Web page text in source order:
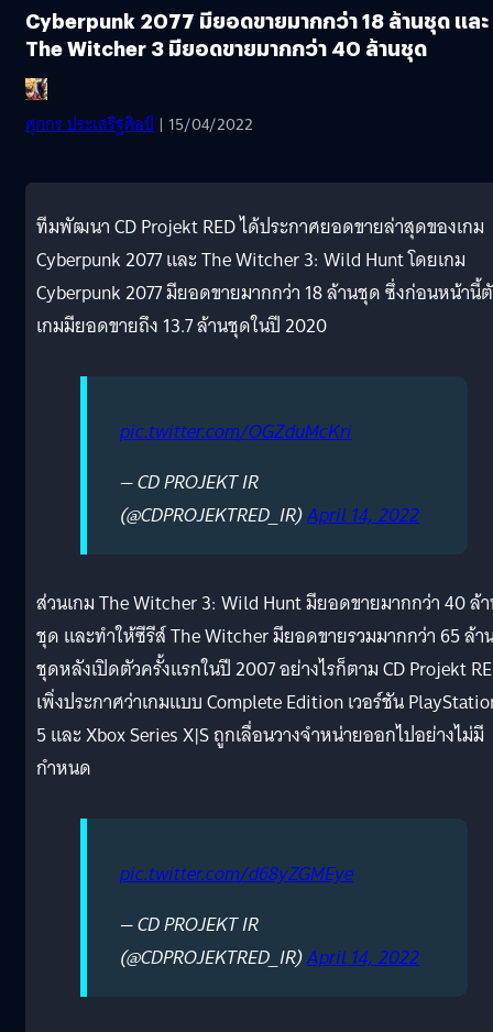
Cyberpunk 2077 มียอดขายมากกว่า 18 ล้านชุด และ
The Witcher 3 มียอดขายมากกว่า 40 ล้านชุด
ศุภกร ประเสริฐศิลป์ | 15/04/2022
ทีมพัฒนา CD Projekt RED ได้ประกาศยอดขายล่าสุดของเกม
Cyberpunk 2077 และ The Witcher 3: Wild Hunt โดยเกม
Cyberpunk 2077 มียอดขายมากกว่า 18 ล้านชุด ซึ่งก่อนหน้านี้
เกมมียอดขายถึง 13.7 ล้านชุดในปี 2020
pic.twitter.com/OGZduMcKri
— CD PROJEKT IR
(@CDPROJEKTRED_IR)April 14, 2022
ส่วนเกม The Witcher 3: Wild Hunt มียอดขายมากกว่า 40 ล้
ชุด และทำให้ซีรีส์ The Witcher มียอดขายรวมมากกว่า 65 ล้า
ชุดหลังเปิดตัวครั้งแรกในปี 2007 อย่างไรก็ตาม CD Projekt
เพิ่งประกาศว่าเกมแบบ Complete Edition เวอร์ชัน
5 และ Xbox Series X|S ถูกเลื่อนวางจำหน่ายออกไปอย่างไม่มี
กำหนด
pic.twitter.com/d68yZGMEye
— CD PROJEKT IR
(@CDPROJEKTRED_IR)April 14, 2022